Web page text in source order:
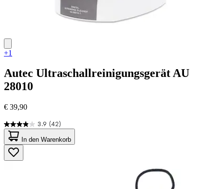
+1
Autec Ultraschallreinigungsgerät AU
28010
€ 39,90
3.9 (42)
3.9
von
5
Sternen.
42
In den Warenkorb